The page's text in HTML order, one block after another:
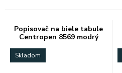
Popisovač na biele tabule
Centropen 8569 modrý
Skladom